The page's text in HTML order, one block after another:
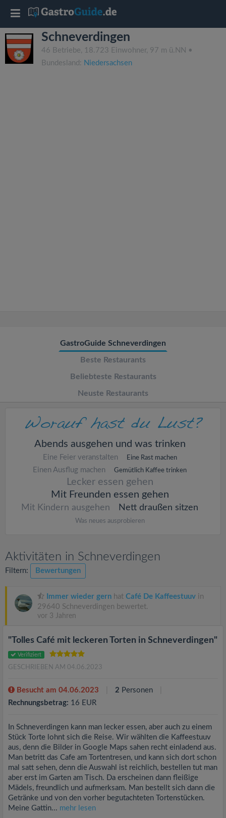
Schneverdingen
46 Betriebe, 18.723 Einwohner, 97 m ü.NN •
Bundesland: Niedersachsen
GastroGuide Schneverdingen
Beste Restaurants
Beliebteste Restaurants
Neuste Restaurants
Abends ausgehen und was trinken
Eine Feier veranstalten Eine Rast machen
Einen Ausflug machen Gemütlich Kaffee trinken
Lecker essen gehen
Mit Freunden essen gehen
Mit Kindern ausgehen Nett draußen sitzen
Was neues ausprobieren
Aktivitäten in Schneverdingen
Filtern: Bewertungen
Immer wieder gern hat Café De Kaffeestuuv in
29640 Schneverdingen bewertet.
vor 3 Jahren
"Tolles Café mit leckeren Torten in Schneverdingen"
Verifiziert
GESCHRIEBEN AM 04.06.2023
Besucht am 04.06.2023 2 Personen
Rechnungsbetrag: 16 EUR
In Schneverdingen kann man lecker essen, aber auch zu einem
Stück Torte lohnt sich die Reise. Wir wählten die Kaffeestuuv
aus, denn die Bilder in Google Maps sahen recht einladend aus.
Man betritt das Cafe am Tortentresen, und kann sich dort schon
mal satt sehen, denn die Auswahl ist reichlich, bestellen tut man
aber erst im Garten am Tisch. Da erscheinen dann fleißige
Mädels, freundlich und aufmerksam. Man bestellt sich dann die
Getränke und von den vorher begutachteten Tortenstücken.
Meine Gattin... mehr lesen
T
o
g